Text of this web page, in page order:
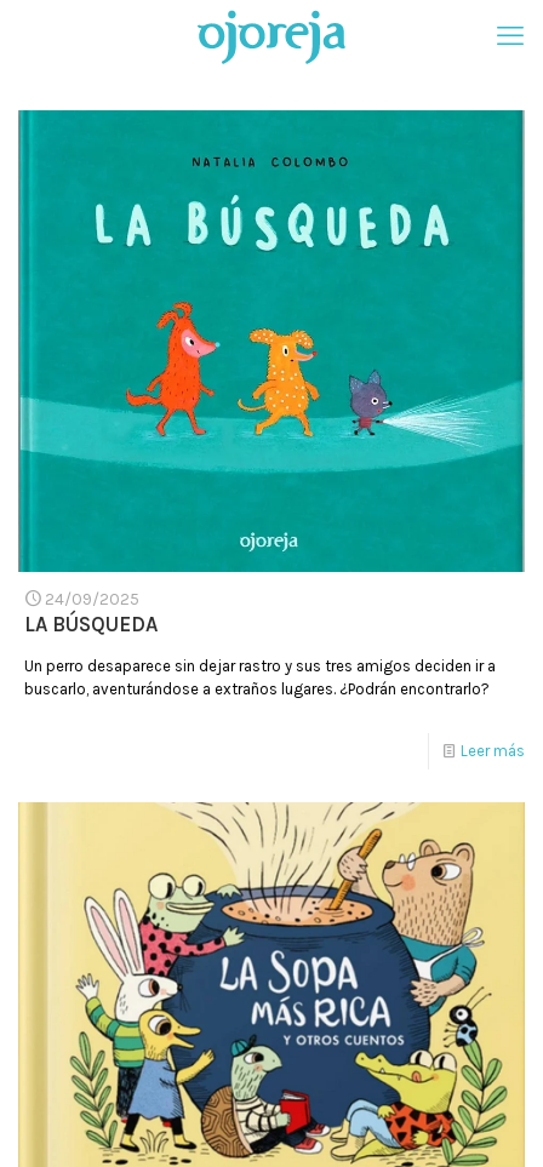
24/09/2025
LA BÚSQUEDA
Un perro desaparece sin dejar rastro y sus tres amigos deciden ir a
buscarlo, aventurándose a extraños lugares. ¿Podrán encontrarlo?
Leer más